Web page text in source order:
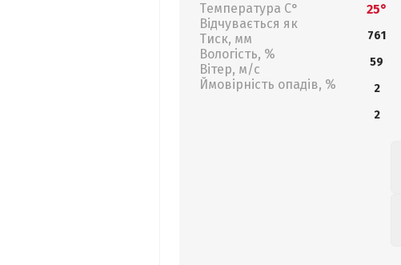
Температура С°
Відчувається як
Тиск, мм
Вологість, %
Вітер, м/с
Ймовірність опадів, %
25°
761
59
2
2